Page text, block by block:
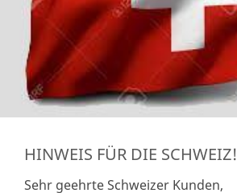
HINWEIS FÜR DIE SCHWEIZ!
Sehr geehrte Schweizer Kunden,